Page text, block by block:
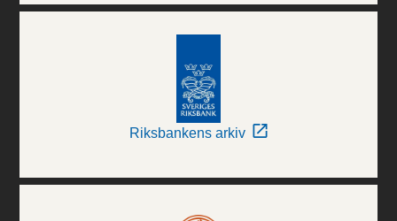
Riksbankens arkiv